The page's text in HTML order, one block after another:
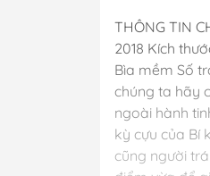
THÔNG TIN
2018 Kích
Bìa mềm Số
chúng ta hãy
ngoài hành
kỳ cựu của Bí
cũng người